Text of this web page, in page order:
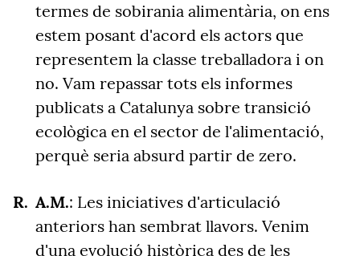
termes de sobirania alimentària, on ens
estem posant d'acord els actors que
representem la classe treballadora i on
no. Vam repassar tots els informes
publicats a Catalunya sobre transició
ecològica en el sector de l'alimentació,
perquè seria absurd partir de zero.
A.M.: Les iniciatives d'articulació
anteriors han sembrat llavors. Venim
d'una evolució històrica des de les